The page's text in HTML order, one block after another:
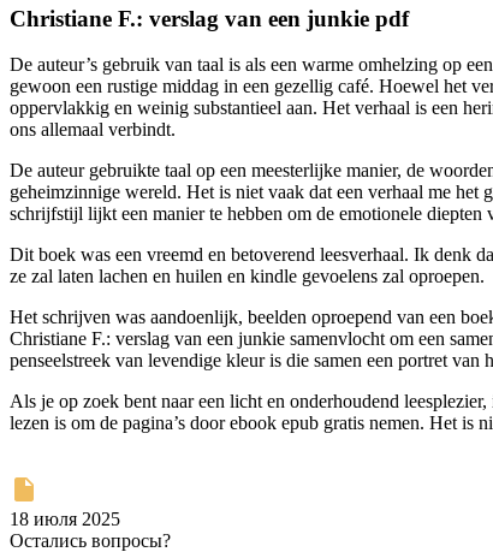
Christiane F.: verslag van een junkie pdf
De auteur’s gebruik van taal is als een warme omhelzing op
gewoon een rustige middag in een gezellig café. Hoewel het
oppervlakkig en weinig substantieel aan. Het verhaal is een
ons allemaal verbindt.
De auteur gebruikte taal op een meesterlijke manier, de
geheimzinnige wereld. Het is niet vaak dat een verhaal me het
schrijfstijl lijkt een manier te hebben om de emotionele diepten
Dit boek was een vreemd en betoverend leesverhaal. Ik denk
ze zal laten lachen en huilen en kindle gevoelens zal oproepen.
Het schrijven was aandoenlijk, beelden oproepend van een
Christiane F.: verslag van een junkie samenvlocht om een
penseelstreek van levendige kleur is die samen een portret
Als je op zoek bent naar een licht en onderhoudend
lezen is om de pagina’s door ebook epub gratis nemen. Het is
18 июля 2025
Остались вопросы?